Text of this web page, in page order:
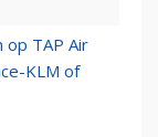
op TAP Air
KLM of